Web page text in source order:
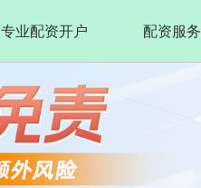
专业配资开户 配资服务